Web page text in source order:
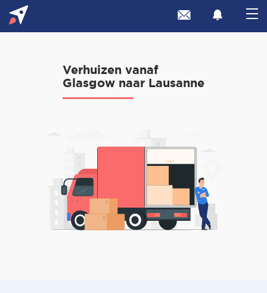
Verhuizen vanaf
Glasgow naar Lausanne